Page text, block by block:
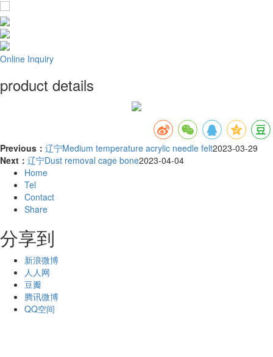
Online Inquiry
product details
Previous： 辽宁Medium temperature acrylic needle felt2023-03-29
Next： 辽宁Dust removal cage bone2023-04-04
Home
Tel
Contact
Share
分享到
新浪微博
人人网
豆瓣
腾讯微博
QQ空间